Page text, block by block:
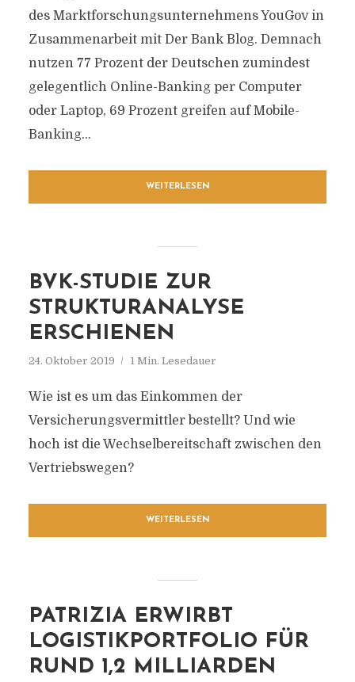
des Marktforschungsunternehmens YouGov in
Zusammenarbeit mit Der Bank Blog. Demnach
nutzen 77 Prozent der Deutschen zumindest
gelegentlich Online-Banking per Computer
oder Laptop, 69 Prozent greifen auf Mobile-
Banking...
WEITERLESEN
BVK-STUDIE ZUR
STRUKTURANALYSE
ERSCHIENEN
24. Oktober 2019 1 Min. Lesedauer
Wie ist es um das Einkommen der
Versicherungsvermittler bestellt? Und wie
hoch ist die Wechselbereitschaft zwischen den
Vertriebswegen?
WEITERLESEN
PATRIZIA ERWIRBT
LOGISTIKPORTFOLIO FÜR
RUND 1,2 MILLIARDEN